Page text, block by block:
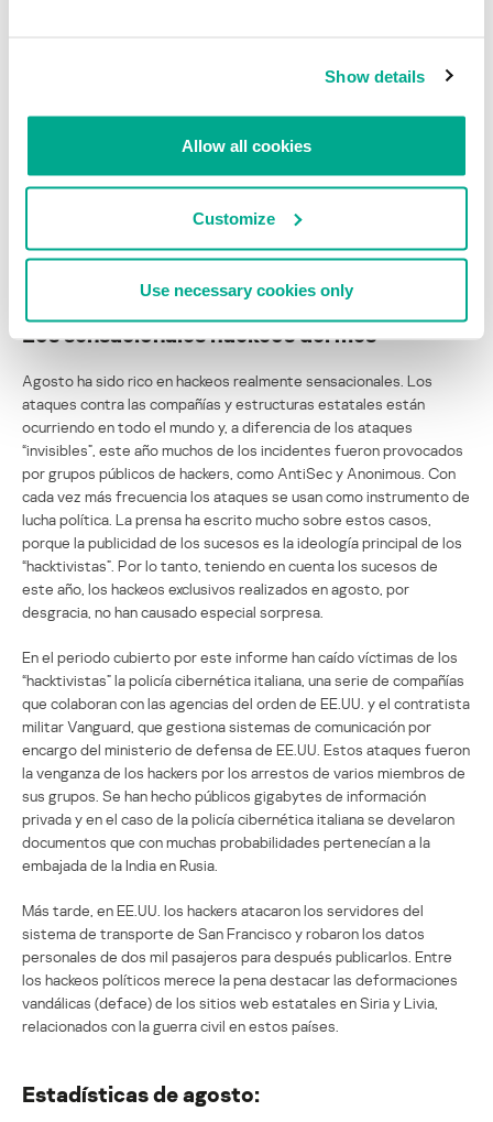
Show details
Allow all cookies
Customize
Use necessary cookies only
“armas cibernéticas”. Al mismo tiempo, cada cual entiende muy a su
casos reales de espionaje corporativo o de las actividades de los
servicios de inteligencia. En estos casos, es mucho más
importante el hecho de que la atención excesiva hacia el tema y la
revelación no coordinada de cualquier información puede hacer
que fracasen las investigaciones en curso y causar aún más daños
a las víctimas de los ataques.
Los sensacionales hackeos del mes
Agosto ha sido rico en hackeos realmente sensacionales. Los
ataques contra las compañías y estructuras estatales están
ocurriendo en todo el mundo y, a diferencia de los ataques
“invisibles”, este año muchos de los incidentes fueron provocados
por grupos públicos de hackers, como AntiSec y Anonimous. Con
cada vez más frecuencia los ataques se usan como instrumento de
lucha política. La prensa ha escrito mucho sobre estos casos,
porque la publicidad de los sucesos es la ideología principal de los
“hacktivistas”. Por lo tanto, teniendo en cuenta los sucesos de
este año, los hackeos exclusivos realizados en agosto, por
desgracia, no han causado especial sorpresa.
En el periodo cubierto por este informe han caído víctimas de los
“hacktivistas” la policía cibernética italiana, una serie de compañías
que colaboran con las agencias del orden de EE.UU. y el contratista
militar Vanguard, que gestiona sistemas de comunicación por
encargo del ministerio de defensa de EE.UU. Estos ataques fueron
la venganza de los hackers por los arrestos de varios miembros de
sus grupos. Se han hecho públicos gigabytes de información
privada y en el caso de la policía cibernética italiana se develaron
documentos que con muchas probabilidades pertenecían a la
embajada de la India en Rusia.
Más tarde, en EE.UU. los hackers atacaron los servidores del
sistema de transporte de San Francisco y robaron los datos
personales de dos mil pasajeros para después publicarlos. Entre
los hackeos políticos merece la pena destacar las deformaciones
vandálicas (deface) de los sitios web estatales en Siria y Livia,
relacionados con la guerra civil en estos países.
Estadísticas de agosto: